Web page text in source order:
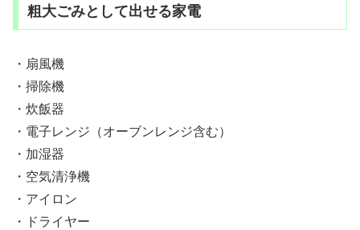
粗大ごみとして出せる家電
・扇風機
・掃除機
・炊飯器
・電子レンジ（オーブンレンジ含む）
・加湿器
・空気清浄機
・アイロン
・ドライヤー